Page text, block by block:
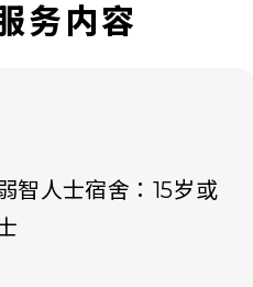
务内容
智人士宿舍：15岁或